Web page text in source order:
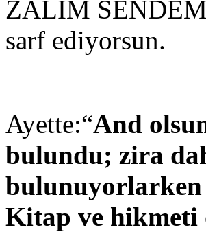
ZALİM
sarf ediyorsun.
Ayette:“And
bulundu; zira
Kitap ve hikmeti